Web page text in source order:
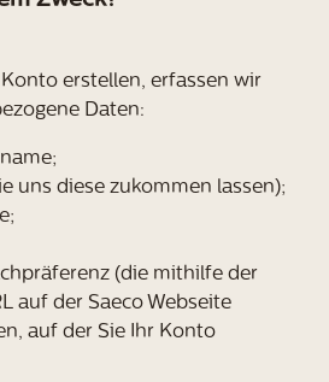
erstellen, erfassen wir
Daten:
uns diese zukommen lassen);
(die mithilfe der
auf der Saeco Webseite
auf der Sie Ihr Konto